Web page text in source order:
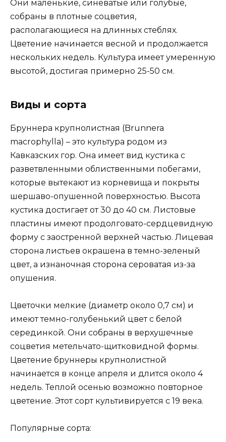
Они маленькие, синеватые или голубые,
собраны в плотные соцветия,
располагающиеся на длинных стеблях.
Цветение начинается весной и продолжается
нескольких недель. Культура имеет умеренную
высотой, достигая примерно 25-50 см.
Виды и сорта
Бруннера крупнолистная (Brunnera
macrophylla) – это культура родом из
Кавказских гор. Она имеет вид кустика с
разветвленными облиственными побегами,
которые вытекают из корневища и покрыты
шершаво-опушенной поверхностью. Высота
кустика достигает от 30 до 40 см. Листовые
пластины имеют продолговато-сердцевидную
форму с заостренной верхней частью. Лицевая
сторона листьев окрашена в темно-зеленый
цвет, а изнаночная сторона сероватая из-за
опушения.
Цветочки мелкие (диаметр около 0,7 см) и
имеют темно-голубенький цвет с белой
серединкой. Они собраны в верхушечные
соцветия метельчато-щитковидной формы.
Цветение бруннеры крупнолистной
начинается в конце апреля и длится около 4
недель. Теплой осенью возможно повторное
цветение. Этот сорт культивируется с 19 века.
Популярные сорта: